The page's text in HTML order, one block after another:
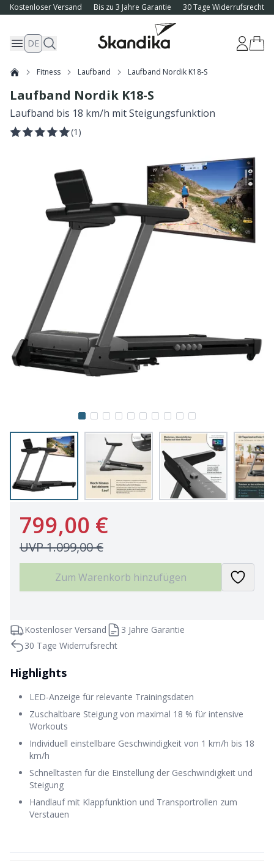
Kostenloser Versand Bis zu 3 Jahre Garantie 30 Tage Widerrufsrecht
DE
Fitness Laufband Laufband Nordik K18-S
Laufband Nordik K18-S
Laufband bis 18 km/h mit Steigungsfunktion
(1 )
799,00 €
UVP1.099,00 €
Zum Warenkorb hinzufügen
Kostenloser Versand
3 Jahre Garantie
30 Tage Widerrufsrecht
Highlights
LED-Anzeige für relevante Trainingsdaten
Zuschaltbare Steigung von maximal 18 % für intensive
Workouts
Individuell einstellbare Geschwindigkeit von 1 km/h bis 18
km/h
Schnelltasten für die Einstellung der Geschwindigkeit und
Steigung
Handlauf mit Klappfunktion und Transportrollen zum
Verstauen